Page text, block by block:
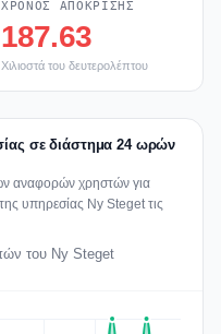
ΧΡΌΝΟΣ ΑΠΌΚΡΙΣΗΣ
187.63
Χιλιοστά του δευτερολέπτου
σε διάστημα 24 ωρών
αναφορών χρηστών για
υπηρεσίας Ny Steget τις
του Ny Steget